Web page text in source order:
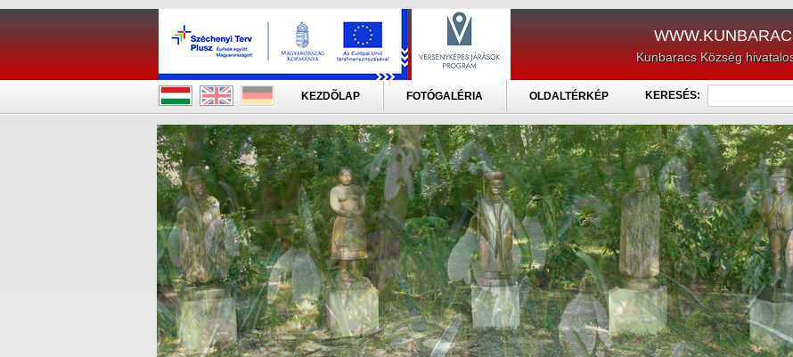
Kunbaracs Község
KEZDÕLAP FOTÓGALÉRIA OLDALTÉRKÉP KERESÉS: